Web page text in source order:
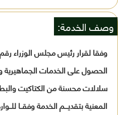
وصف الخدمة:
الحصول على الخدمات
سلالات محسنة من الكتاكيت والبط
المعنية بتقديـــم الخدمة وفقــا